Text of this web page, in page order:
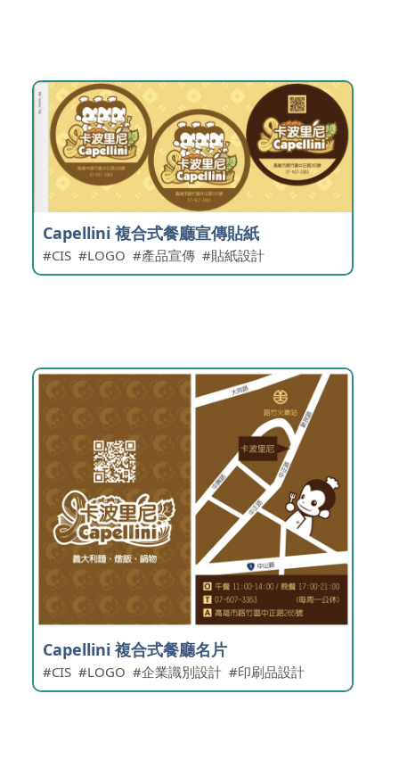
Capellini 複合式餐廳宣傳貼紙
CIS LOGO 產品宣傳 貼紙設計
Capellini 複合式餐廳名片
CIS LOGO 企業識別設計 印刷品設計